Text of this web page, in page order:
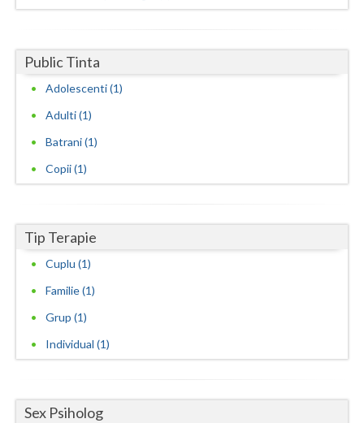
Ialomita
Ilfov
Maramures
Mehedinti
Mures
Olt
Prahova
Satu-Mare
Suceava
Public Tinta
Adolescenti (1)
Adulti (1)
Batrani (1)
Copii (1)
Tip Terapie
Cuplu (1)
Familie (1)
Grup (1)
Individual (1)
Sex Psiholog